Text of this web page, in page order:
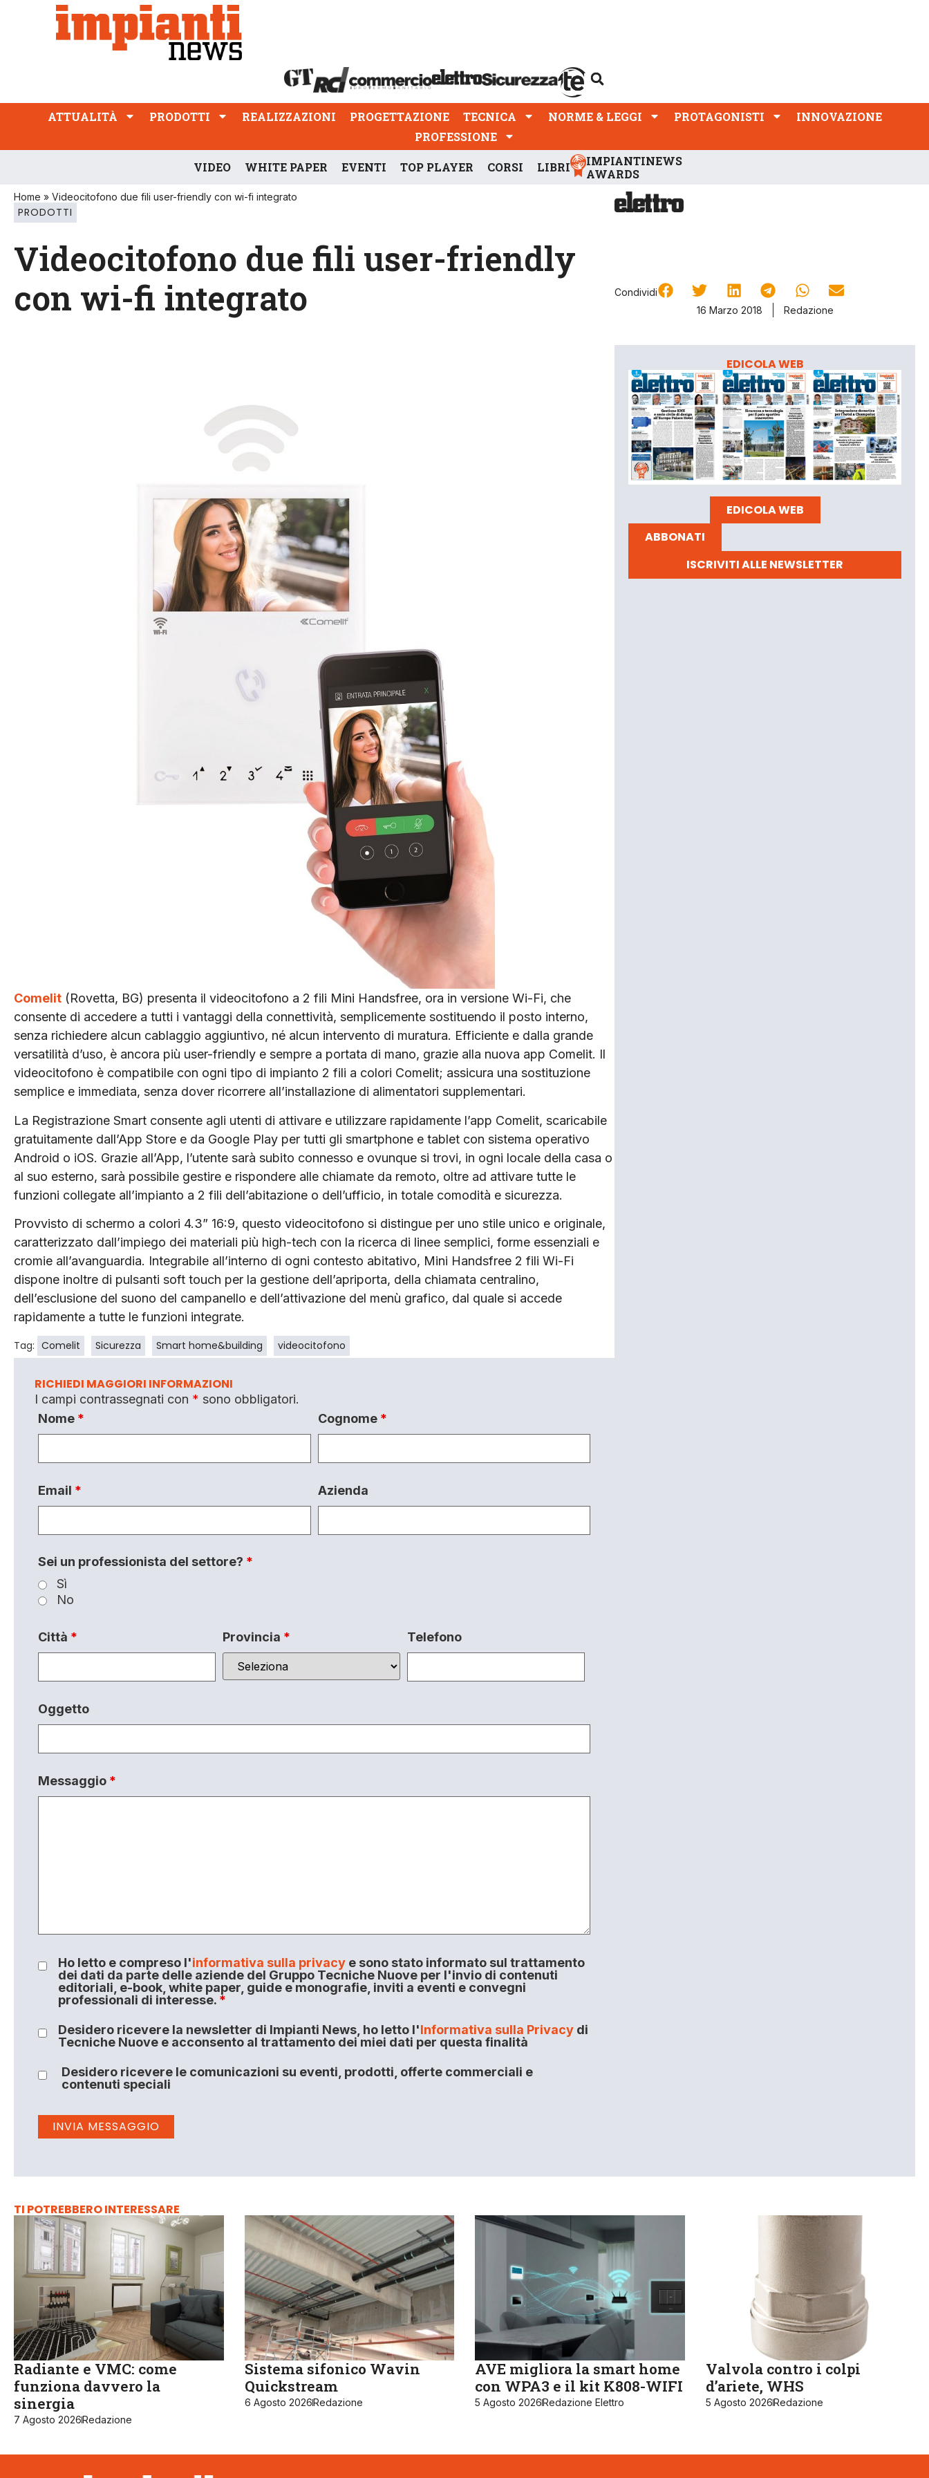
ATTUALITÀ PRODOTTI REALIZZAZIONI
PROFESSIONE
ATTUALITÀ PRODOTTI REALIZZAZIONI PROGETTAZIONE TECNICA NORME & LEGGI PROTAGONISTI
INNOVAZIONE
PROFESSIONE
VIDEO WHITE PAPER EVENTI TOP PLAYER CORSI LIBRI
IMPIANTINEWS
AWARDS
Home » Videocitofono due fili user-friendly con wi-fi integrato
PRODOTTI
Videocitofono due fili user-friendly
con wi-fi integrato
Condividi
16 Marzo 2018
Redazione
Comelit (Rovetta, BG) presenta il videocitofono a 2 fili Mini Handsfree, ora in versione Wi-Fi, che
consente di accedere a tutti i vantaggi della connettività, semplicemente sostituendo il posto interno,
senza richiedere alcun cablaggio aggiuntivo, né alcun intervento di muratura. Efficiente e dalla grande
versatilità d’uso, è ancora più user-friendly e sempre a portata di mano, grazie alla nuova app Comelit. Il
videocitofono è compatibile con ogni tipo di impianto 2 fili a colori Comelit; assicura una sostituzione
semplice e immediata, senza dover ricorrere all’installazione di alimentatori supplementari.
La Registrazione Smart consente agli utenti di attivare e utilizzare rapidamente l’app Comelit, scaricabile
gratuitamente dall’App Store e da Google Play per tutti gli smartphone e tablet con sistema operativo
Android o iOS. Grazie all’App, l’utente sarà subito connesso e ovunque si trovi, in ogni locale della casa o
al suo esterno, sarà possibile gestire e rispondere alle chiamate da remoto, oltre ad attivare tutte le
funzioni collegate all’impianto a 2 fili dell’abitazione o dell’ufficio, in totale comodità e sicurezza.
Provvisto di schermo a colori 4.3” 16:9, questo videocitofono si distingue per uno stile unico e originale,
caratterizzato dall’impiego dei materiali più high-tech con la ricerca di linee semplici, forme essenziali e
cromie all’avanguardia. Integrabile all’interno di ogni contesto abitativo, Mini Handsfree 2 fili Wi-Fi
dispone inoltre di pulsanti soft touch per la gestione dell’apriporta, della chiamata centralino,
dell’esclusione del suono del campanello e dell’attivazione del menù grafico, dal quale si accede
rapidamente a tutte le funzioni integrate.
Tag: Comelit Sicurezza Smart home&building videocitofono
RICHIEDI MAGGIORI INFORMAZIONI
I campi contrassegnati con * sono obbligatori.
Nome * Cognome *
Email * Azienda
Sei un professionista del settore? *
Sì
No
Città * Provincia * Telefono
Oggetto
Messaggio *
Ho letto e compreso l'informativa sulla privacye sono stato informato sul trattamento
dei dati da parte delle aziende del Gruppo Tecniche Nuove per l'invio di contenuti
editoriali, e-book, white paper, guide e monografie, inviti a eventi e convegni
professionali di interesse. *
Desidero ricevere la newsletter di Impianti News, ho letto l'Informativa sulla Privacydi
Tecniche Nuove e acconsento al trattamento dei miei dati per questa finalità
Desidero ricevere le comunicazioni su eventi, prodotti, offerte commerciali e
contenuti speciali
EDICOLA WEB
EDICOLA WEB
ABBONATI
ISCRIVITI ALLE NEWSLETTER
TI POTREBBERO INTERESSARE
Radiante e VMC: come
funziona davvero la
sinergia
7 Agosto 2026Redazione
Sistema sifonico Wavin
Quickstream
6 Agosto 2026Redazione
AVE migliora la smart home
con WPA3 e il kit K808-WIFI
5 Agosto 2026Redazione Elettro
Valvola contro i colpi
d’ariete, WHS
5 Agosto 2026Redazione